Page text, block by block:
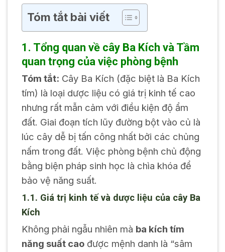
Tóm tắt bài viết
1. Tổng quan về cây Ba Kích và Tầm
quan trọng của việc phòng bệnh
Tóm tắt: Cây Ba Kích (đặc biệt là Ba Kích
tím) là loại dược liệu có giá trị kinh tế cao
nhưng rất mẫn cảm với điều kiện độ ẩm
đất. Giai đoạn tích lũy đường bột vào củ là
lúc cây dễ bị tấn công nhất bởi các chủng
nấm trong đất. Việc phòng bệnh chủ động
bằng biện pháp sinh học là chìa khóa để
bảo vệ năng suất.
1.1. Giá trị kinh tế và dược liệu của cây Ba
Kích
Không phải ngẫu nhiên mà ba kích tím
năng suất caođược mệnh danh là “sâm